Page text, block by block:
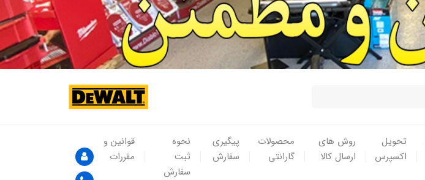
تحویل
اکسپرس
روش های
ارسال کالا
محصولات
گارانتی
پیگیری
سفارش
نحوه
ثبت
سفارش
قوانین و
مقررات